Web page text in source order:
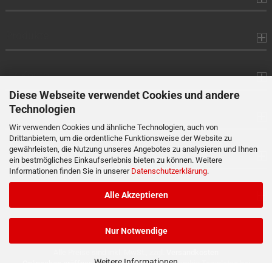
Diese Webseite verwendet Cookies und andere
Technologien
Wir verwenden Cookies und ähnliche Technologien, auch von
Drittanbietern, um die ordentliche Funktionsweise der Website zu
gewährleisten, die Nutzung unseres Angebotes zu analysieren und Ihnen
ein bestmögliches Einkaufserlebnis bieten zu können. Weitere
Informationen finden Sie in unserer Datenschutzerklärung.
Alle Akzeptieren
Nur Notwendige
Ihr Konto
Kontaktdaten
Zahlung